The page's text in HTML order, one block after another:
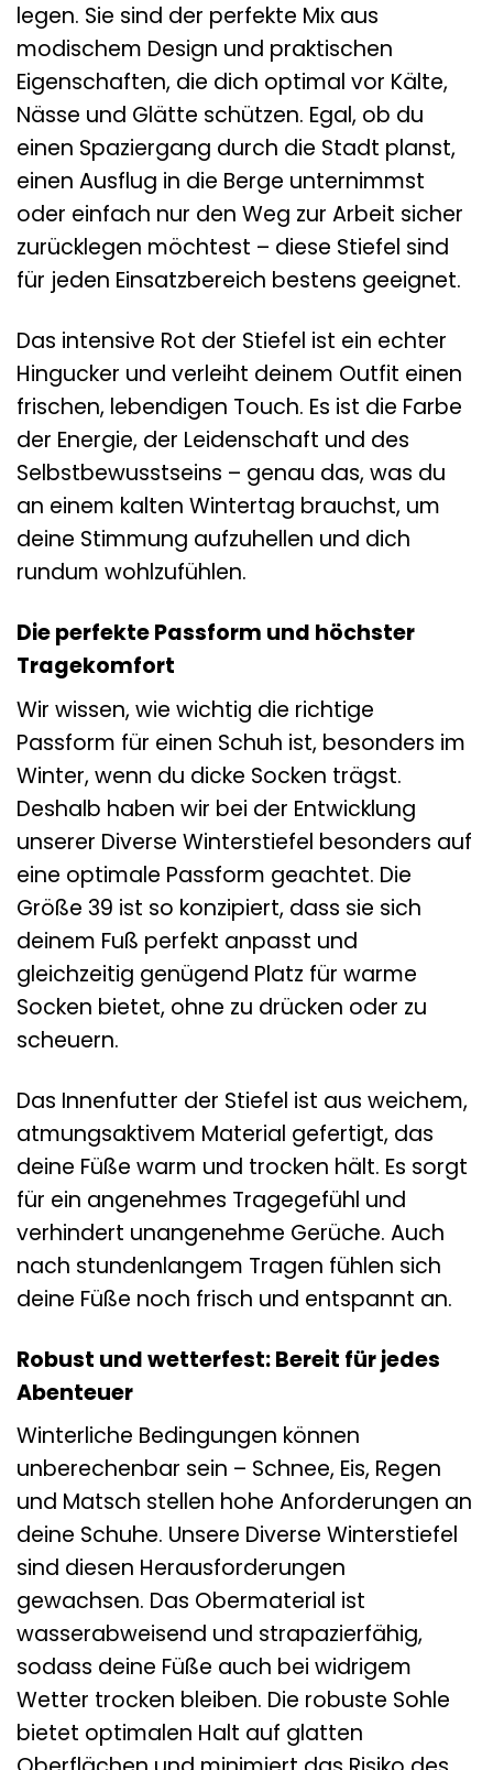
legen. Sie sind der perfekte Mix aus
modischem Design und praktischen
Eigenschaften, die dich optimal vor Kälte,
Nässe und Glätte schützen. Egal, ob du
einen Spaziergang durch die Stadt planst,
einen Ausflug in die Berge unternimmst
oder einfach nur den Weg zur Arbeit sicher
zurücklegen möchtest – diese Stiefel sind
für jeden Einsatzbereich bestens geeignet.
Das intensive Rot der Stiefel ist ein echter
Hingucker und verleiht deinem Outfit einen
frischen, lebendigen Touch. Es ist die Farbe
der Energie, der Leidenschaft und des
Selbstbewusstseins – genau das, was du
an einem kalten Wintertag brauchst, um
deine Stimmung aufzuhellen und dich
rundum wohlzufühlen.
Die perfekte Passform und höchster
Tragekomfort
Wir wissen, wie wichtig die richtige
Passform für einen Schuh ist, besonders im
Winter, wenn du dicke Socken trägst.
Deshalb haben wir bei der Entwicklung
unserer Diverse Winterstiefel besonders auf
eine optimale Passform geachtet. Die
Größe 39 ist so konzipiert, dass sie sich
deinem Fuß perfekt anpasst und
gleichzeitig genügend Platz für warme
Socken bietet, ohne zu drücken oder zu
scheuern.
Das Innenfutter der Stiefel ist aus weichem,
atmungsaktivem Material gefertigt, das
deine Füße warm und trocken hält. Es sorgt
für ein angenehmes Tragegefühl und
verhindert unangenehme Gerüche. Auch
nach stundenlangem Tragen fühlen sich
deine Füße noch frisch und entspannt an.
Robust und wetterfest: Bereit für jedes
Abenteuer
Winterliche Bedingungen können
unberechenbar sein – Schnee, Eis, Regen
und Matsch stellen hohe Anforderungen an
deine Schuhe. Unsere Diverse Winterstiefel
sind diesen Herausforderungen
gewachsen. Das Obermaterial ist
wasserabweisend und strapazierfähig,
sodass deine Füße auch bei widrigem
Wetter trocken bleiben. Die robuste Sohle
bietet optimalen Halt auf glatten